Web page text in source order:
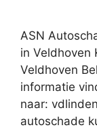
ASN
in Veldhoven
Veldhoven
informatie
naar:
autoschade